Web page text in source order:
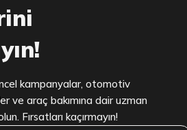
kampanyalar, otomotiv
ve araç bakımına dair uzman
Fırsatları kaçırmayın!